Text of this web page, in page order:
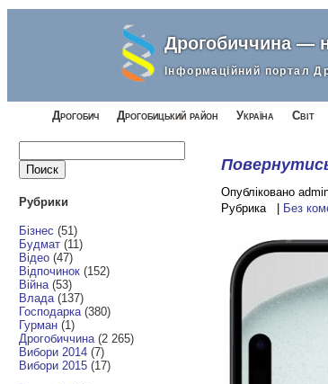
Дрогобиччина —
Інформаційний портал
Дрогобич Дрогобицький район Україна Світ
Рубрики
Бізнес (51)
Будмат (11)
Відео (47)
Відпочинок (152)
Війна (53)
Влада (137)
Господарка (380)
Гурман (1)
Дрогобиччина (2 265)
Вибори 2014 (7)
Вибори 2015 (17)
Опубліковано
Рубрика |
Без